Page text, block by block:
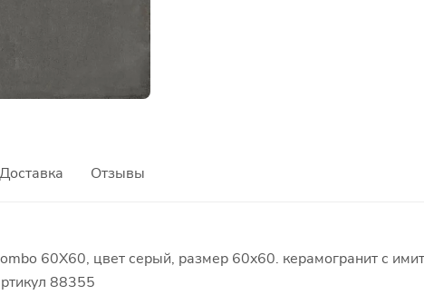
Доставка Отзывы
60X60, цвет серый, размер 60x60. керамогранит с
88355